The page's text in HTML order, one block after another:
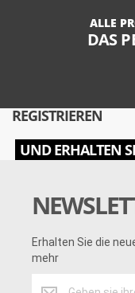
ALLE
DAS
REGISTRIEREN
UND ERHALTEN
Erhalten Sie die
mehr